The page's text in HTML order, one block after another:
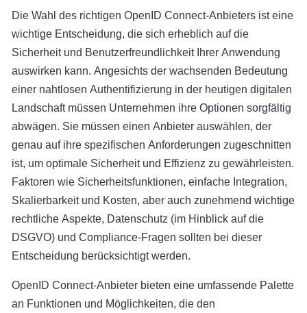
Die Wahl des richtigen OpenID Connect-Anbieters ist eine
wichtige Entscheidung, die sich erheblich auf die
Sicherheit und Benutzerfreundlichkeit Ihrer Anwendung
auswirken kann. Angesichts der wachsenden Bedeutung
einer nahtlosen Authentifizierung in der heutigen digitalen
Landschaft müssen Unternehmen ihre Optionen sorgfältig
abwägen. Sie müssen einen Anbieter auswählen, der
genau auf ihre spezifischen Anforderungen zugeschnitten
ist, um optimale Sicherheit und Effizienz zu gewährleisten.
Faktoren wie Sicherheitsfunktionen, einfache Integration,
Skalierbarkeit und Kosten, aber auch zunehmend wichtige
rechtliche Aspekte, Datenschutz (im Hinblick auf die
DSGVO) und Compliance-Fragen sollten bei dieser
Entscheidung berücksichtigt werden.
OpenID Connect-Anbieter bieten eine umfassende Palette
an Funktionen und Möglichkeiten, die den